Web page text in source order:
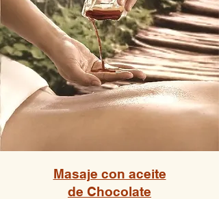
Masaje con aceite
de Chocolate